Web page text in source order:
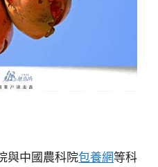
與中國農科院包養網等科